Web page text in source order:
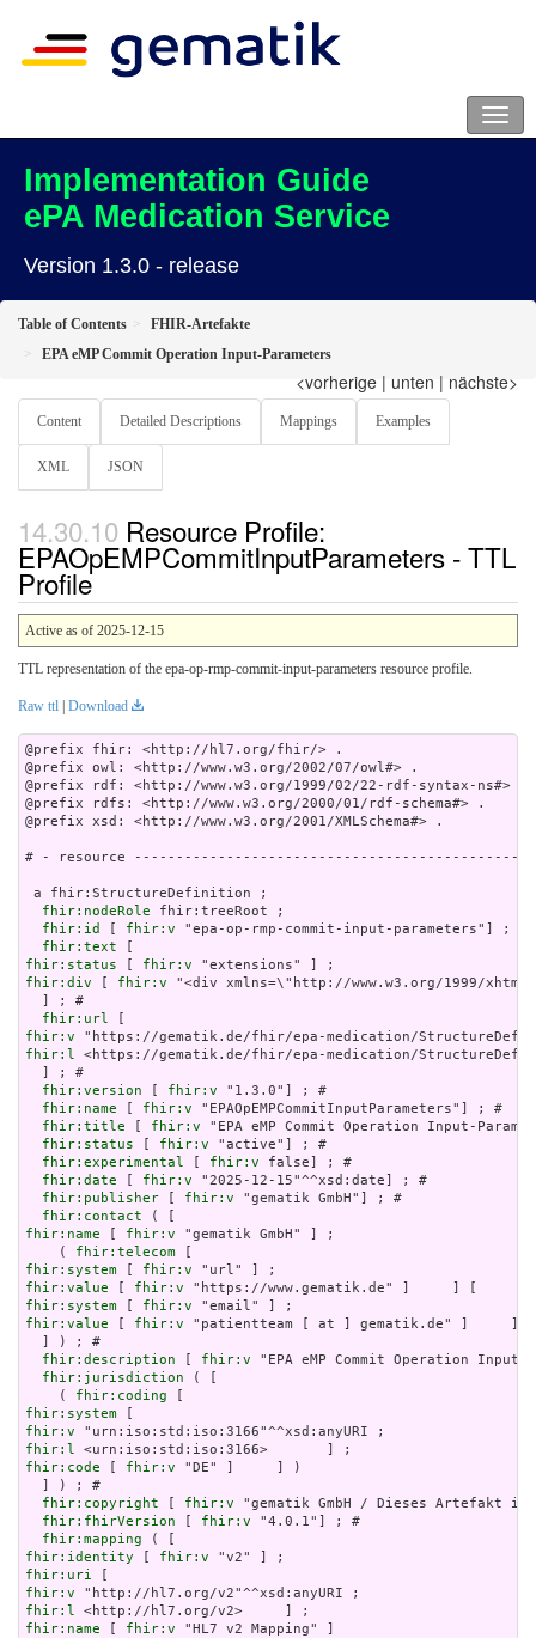
Implementation Guide
ePA Medication Service
Version 1.3.0 - release
Table of Contents
FHIR-Artefakte
EPA eMP Commit Operation Input-Parameters
<vorherige | unten | nächste>
Content Detailed Descriptions Mappings Examples
XML JSON
Resource Profile:
EPAOpEMPCommitInputParameters - TTL
Profile
Active as of 2025-12-15
TTL representation of the epa-op-rmp-commit-input-parameters resource profile.
Raw ttl | Download
@prefix fhir: <http://hl7.org/fhir/> .
@prefix owl: <http://www.w3.org/2002/07/owl#> .
@prefix rdf: <http://www.w3.org/1999/02/22-rdf-syntax-ns#> .
@prefix rdfs: <http://www.w3.org/2000/01/rdf-schema#> .
@prefix xsd: <http://www.w3.org/2001/XMLSchema#> .
# - resource
a fhir:StructureDefinition ;
fhir:nodeRole fhir:treeRoot ;
fhir:id
[ fhir:v "epa-op-rmp-commit-input-parameters"] ; #
fhir:text
fhir:status [ fhir:v
fhir:div [ fhir:v "<div xmlns=\"http://
fhir:url
fhir:v
fhir:l <https://gematik.de/fhir/epa-medication/
  ] ; #
fhir:version [ fhir:v "1.3.0"] ; #
fhir:name [ fhir:v "EPAOpEMPCommitInputParameters"] ; #
fhir:title [ fhir:v "EPA eMP Commit Operation Input-
fhir:status [ fhir:v "active"] ; #
fhir:experimental [ fhir:v false] ; #
fhir:date [ fhir:v "2025-12-15"^^xsd:date] ; #
fhir:publisher [ fhir:v "gematik GmbH"] ; #
fhir:contact
fhir:name [ fhir:v "gematik GmbH" ] ;
    (
fhir:telecom
fhir:system [ fhir:v
fhir:value [ fhir:v
fhir:system [ fhir:v
fhir:value [ fhir:v "patientteam [ at ] gematik.de" ]     ] )
  ] ) ; #
fhir:description [ fhir:v "EPA eMP Commit Operation
fhir:jurisdiction ( [
    (
fhir:coding
fhir:system
fhir:v
fhir:l
fhir:code [ fhir:v "DE" ]     ] )
  ] ) ; #
fhir:copyright [ fhir:v "gematik GmbH / Dieses
fhir:fhirVersion [ fhir:v "4.0.1"] ; #
fhir:mapping
fhir:identity [ fhir:v
fhir:uri
fhir:v
fhir:l
fhir:name [ fhir:v "HL7 v2 Mapping" ]